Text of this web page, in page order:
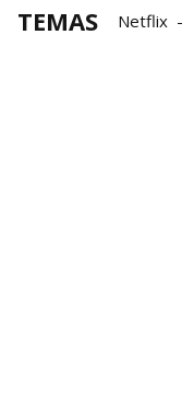
TEMAS Netflix